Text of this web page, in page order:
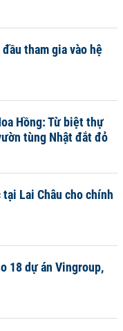
tham gia vào hệ
Hồng: Từ biệt thự
tùng Nhật đắt đỏ
Lai Châu cho chính
18 dự án Vingroup,